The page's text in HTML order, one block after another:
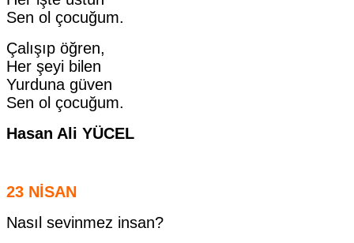
Sen ol çocuğum.
Çalışıp öğren,
Her şeyi bilen
Yurduna güven
Sen ol çocuğum.
Hasan Ali YÜCEL
23 NİSAN
Nasıl sevinmez insan?